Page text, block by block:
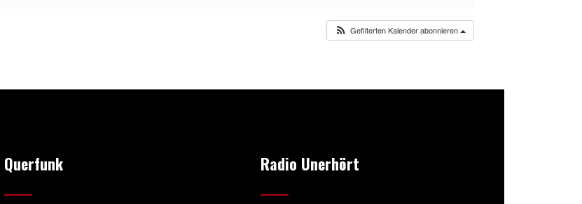
Gefilterten Kalender abonnieren
Querfunk Radio Unerhört